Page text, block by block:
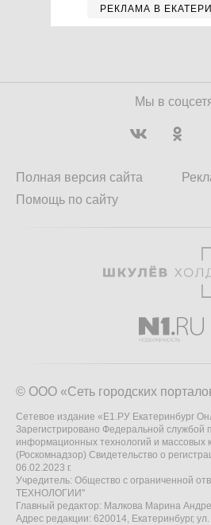
РЕКЛАМА В
Мы в
Полная версия сайта
Помощь по сайту
© ООО «Сеть городских
Сетевое издание «Е1.РУ Екатеринбург
Зарегистрировано Федеральной службой
информационных технологий и массовых
(Роскомнадзор) Свидетельство о
06.02.2023 г.
Учредитель: Общество с ограниченной
ТЕХНОЛОГИИ"
Главный редактор: Малкова Марина
Адрес редакции: 620014, Екатеринбург,